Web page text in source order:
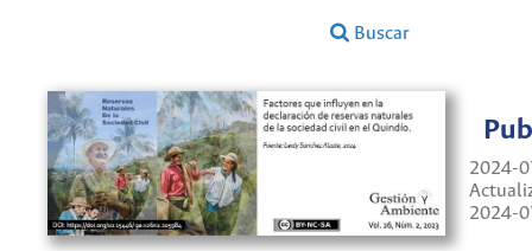
Buscar
2024-
2024-